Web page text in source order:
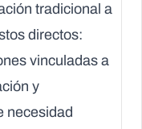
tradicional a
directos:
vinculadas a
y
necesidad